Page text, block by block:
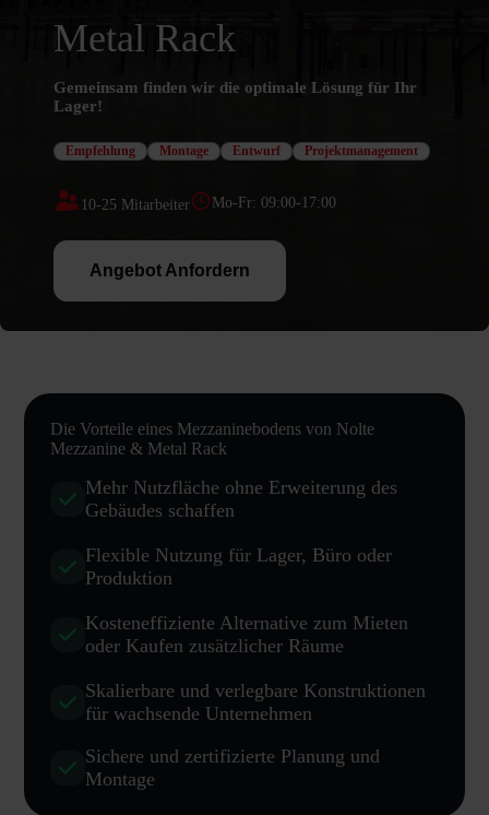
Metal Rack
Gemeinsam finden wir die optimale Lösung für Ihr
Lager!
Empfehlung Montage Entwurf Projektmanagement
10-25 Mitarbeiter Mo-Fr: 09:00-17:00
Angebot Anfordern
Die Vorteile eines Mezzaninebodens von Nolte
Mezzanine & Metal Rack
Mehr Nutzfläche ohne Erweiterung des
Gebäudes schaffen
Flexible Nutzung für Lager, Büro oder
Produktion
Kosteneffiziente Alternative zum Mieten
oder Kaufen zusätzlicher Räume
Skalierbare und verlegbare Konstruktionen
für wachsende Unternehmen
Sichere und zertifizierte Planung und
Montage